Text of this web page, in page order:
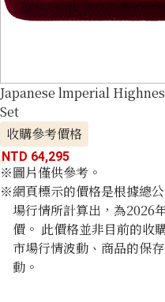
Japanese lmperial
Set
收購參考價格
NTD 64,295
※圖片僅供參考。
※網頁標示的價格是根據總
場行情所計算出，為2026
價。 此價格並非目前的收
市場行情波動、商品的保
動。